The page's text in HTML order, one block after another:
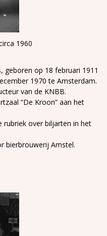
1960
geboren op 18 februari 1911
1970 te Amsterdam.
van de KNBB.
“De Kroon” aan het
rubriek over biljarten in het
bierbrouwerij Amstel.